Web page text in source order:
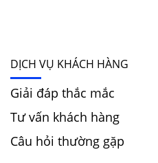
DỊCH VỤ KHÁCH HÀNG
Giải đáp thắc mắc
Tư vấn khách hàng
Câu hỏi thường gặp